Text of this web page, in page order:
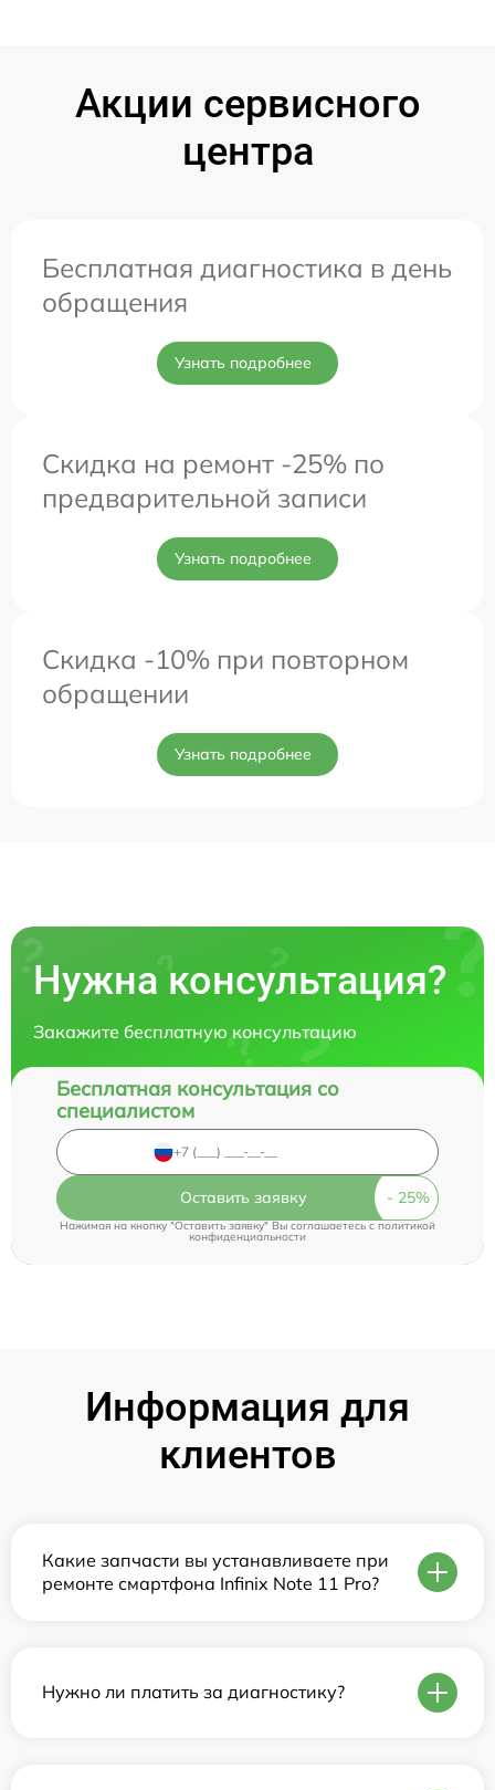
Акции сервисного
центра
Бесплатная диагностика в день
обращения
Узнать подробнее
Скидка на ремонт -25% по
предварительной записи
Узнать подробнее
Скидка -10% при повторном
обращении
Узнать подробнее
Нужна консультация?
Закажите бесплатную консультацию
Бесплатная консультация со
специалистом
Оставить заявку
Нажимая на кнопку "Оставить заявку" Вы соглашаетесь cполитикой
конфиденциальности
Информация для
клиентов
Какие запчасти вы устанавливаете при
ремонте смартфона Infinix Note 11 Pro?
Нужно ли платить за диагностику?